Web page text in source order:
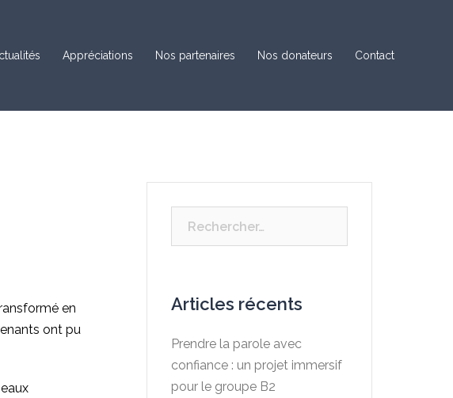
Appréciations Nos partenaires Nos donateurs Contact
en
ont pu
Articles récents
Prendre la parole avec
confiance : un projet immersif
pour le groupe B2